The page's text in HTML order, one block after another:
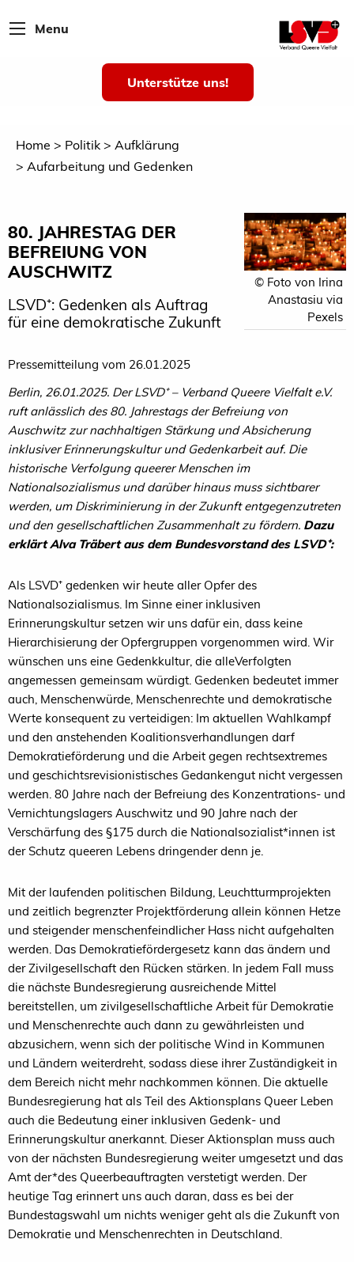
Menu
Unterstütze uns!
Home Politik
Aufklärung
Aufarbeitung und Gedenken
80. JAHRESTAG DER
BEFREIUNG VON
AUSCHWITZ
LSVD⁺: Gedenken als Auftrag
für eine demokratische Zukunft
© Foto von Irina
Anastasiu via
Pexels
Pressemitteilung vom 26.01.2025
Berlin, 26.01.2025. Der LSVD⁺ – Verband Queere Vielfalt e.V.
ruft anlässlich des 80. Jahrestags der Befreiung von
Auschwitz zur nachhaltigen Stärkung und Absicherung
inklusiver Erinnerungskultur und Gedenkarbeit auf. Die
historische Verfolgung queerer Menschen im
Nationalsozialismus und darüber hinaus muss sichtbarer
werden, um Diskriminierung in der Zukunft entgegenzutreten
und den gesellschaftlichen Zusammenhalt zu fördern. Dazu
erklärt Alva Träbert aus dem Bundesvorstand des LSVD⁺:
Als LSVD⁺ gedenken wir heute aller Opfer des
Nationalsozialismus. Im Sinne einer inklusiven
Erinnerungskultur setzen wir uns dafür ein, dass keine
Hierarchisierung der Opfergruppen vorgenommen wird. Wir
wünschen uns eine Gedenkkultur, die alleVerfolgten
angemessen gemeinsam würdigt. Gedenken bedeutet immer
auch, Menschenwürde, Menschenrechte und demokratische
Werte konsequent zu verteidigen: Im aktuellen Wahlkampf
und den anstehenden Koalitionsverhandlungen darf
Demokratieförderung und die Arbeit gegen rechtsextremes
und geschichtsrevisionistisches Gedankengut nicht vergessen
werden. 80 Jahre nach der Befreiung des Konzentrations- und
Vernichtungslagers Auschwitz und 90 Jahre nach der
Verschärfung des §175 durch die Nationalsozialist*innen ist
der Schutz queeren Lebens dringender denn je.
Mit der laufenden politischen Bildung, Leuchtturmprojekten
und zeitlich begrenzter Projektförderung allein können Hetze
und steigender menschenfeindlicher Hass nicht aufgehalten
werden. Das Demokratiefördergesetz kann das ändern und
der Zivilgesellschaft den Rücken stärken. In jedem Fall muss
die nächste Bundesregierung ausreichende Mittel
bereitstellen, um zivilgesellschaftliche Arbeit für Demokratie
und Menschenrechte auch dann zu gewährleisten und
abzusichern, wenn sich der politische Wind in Kommunen
und Ländern weiterdreht, sodass diese ihrer Zuständigkeit in
dem Bereich nicht mehr nachkommen können. Die aktuelle
Bundesregierung hat als Teil des Aktionsplans Queer Leben
auch die Bedeutung einer inklusiven Gedenk- und
Erinnerungskultur anerkannt. Dieser Aktionsplan muss auch
von der nächsten Bundesregierung weiter umgesetzt und das
Amt der*des Queerbeauftragten verstetigt werden. Der
heutige Tag erinnert uns auch daran, dass es bei der
Bundestagswahl um nichts weniger geht als die Zukunft von
Demokratie und Menschenrechten in Deutschland.